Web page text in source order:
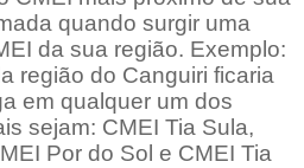
quando surgir uma
da sua região. Exemplo:
região do Canguiri ficaria
em qualquer um dos
sejam: CMEI Tia Sula,
Por do Sol e CMEI Tia